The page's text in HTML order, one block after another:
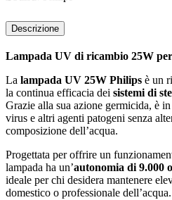
Descrizione
Lampada UV di ricambio 25W
La lampada UV 25W Philips è un
la continua efficacia dei sistemi di
Grazie alla sua azione germicida, è
virus e altri agenti patogeni senza
composizione dell’acqua.
Progettata per offrire un
lampada ha un’autonomia di 9.000
ideale per chi desidera mantenere
domestico o professionale dell’acqua.